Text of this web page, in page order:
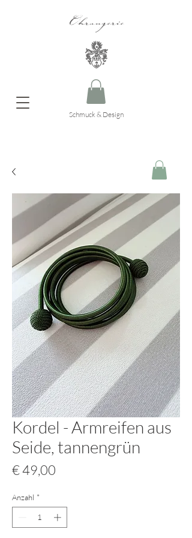
Ohrangerie
Schmuck & Design
Kordel - Armreifen aus
Seide, tannengrün
€ 49,00
Anzahl *